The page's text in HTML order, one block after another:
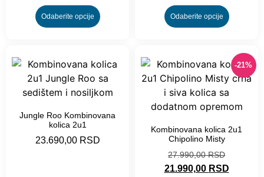
Odaberite opcije Odaberite opcije
Jungle Roo Kombinovana
kolica 2u1
23.690,00 RSD
-21%
Kombinovana kolica 2u1
Chipolino Misty
27.990,00RSD
21.990,00 RSD